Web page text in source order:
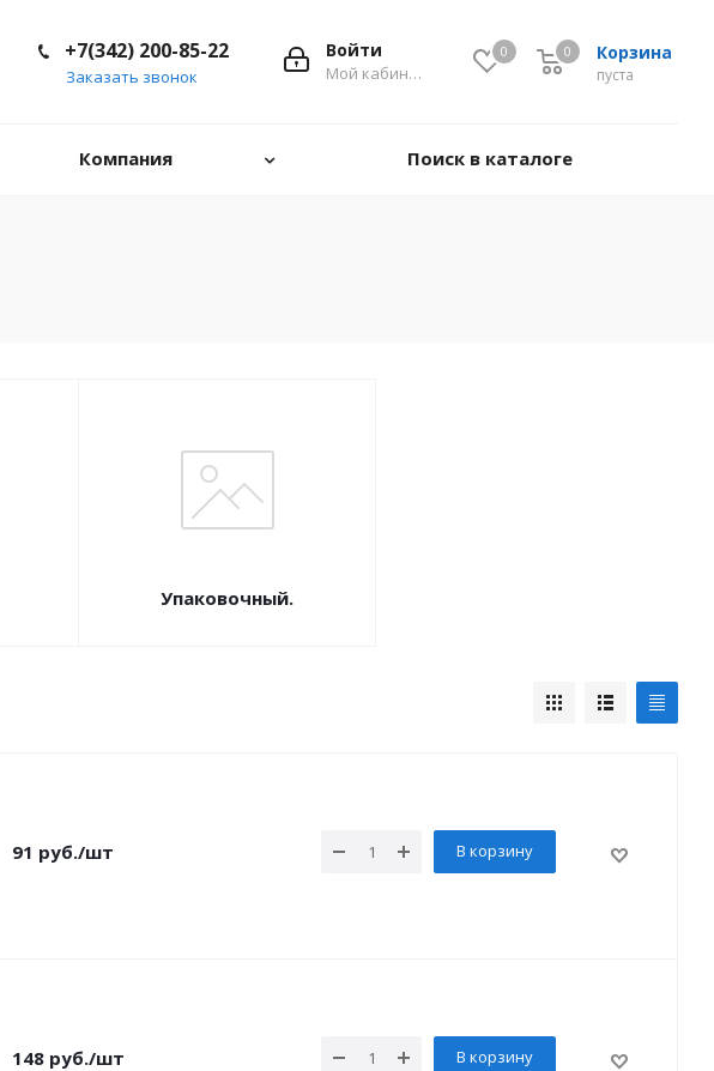
0 Корзина
0
пуста
0
Войти
Мой кабинет
+7(342) 200-85-22
Заказать звонок
Компания Поиск в каталоге
Упаковочный.
91 руб./шт В корзину
148 руб./шт В корзину